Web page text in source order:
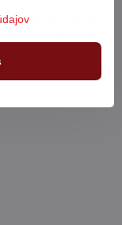
Smooth Welding
vidlice
uzamykania